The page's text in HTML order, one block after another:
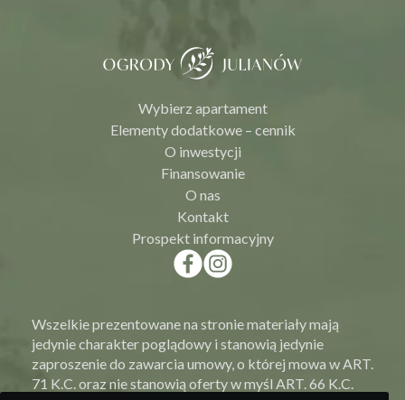
Wybierz apartament
Elementy dodatkowe – cennik
O inwestycji
Finansowanie
O nas
Kontakt
Prospekt informacyjny
Wszelkie prezentowane na stronie materiały mają
jedynie charakter poglądowy i stanowią jedynie
zaproszenie do zawarcia umowy, o której mowa w ART.
71 K.C. oraz nie stanowią oferty w myśl ART. 66 K.C.